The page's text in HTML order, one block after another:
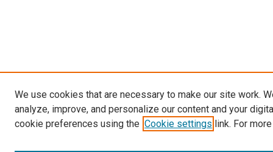
We use cookies that are necessary to make our site work.
analyze, improve, and personalize our content and your
cookie preferences using the Cookie settings link. For